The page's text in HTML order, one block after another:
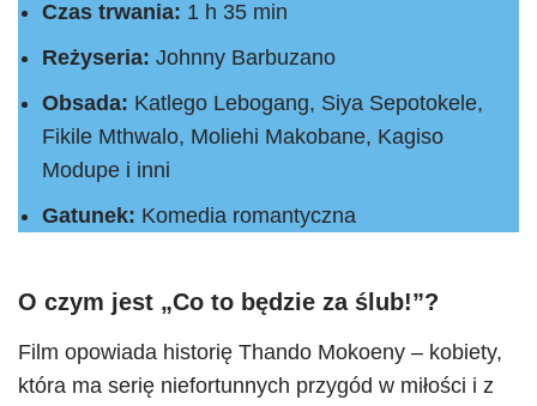
Czas trwania: 1 h 35 min
Reżyseria: Johnny Barbuzano
Obsada: Katlego Lebogang, Siya Sepotokele,
Fikile Mthwalo, Moliehi Makobane, Kagiso
Modupe i inni
Gatunek: Komedia romantyczna
O czym jest „Co to będzie za ślub!”?
Film opowiada historię Thando Mokoeny – kobiety,
która ma serię niefortunnych przygód w miłości i z